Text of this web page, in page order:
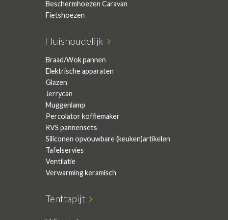
Beschermhoezen Caravan
Fietshoezen
Huishoudelijk
Braad/Wok pannen
Elektrische apparaten
Glazen
Jerrycan
Muggenlamp
Percolator koffiemaker
RVS pannensets
Siliconen opvouwbare (keuken)artikelen
Tafelservies
Ventilatie
Verwarming keramisch
Tenttapijt